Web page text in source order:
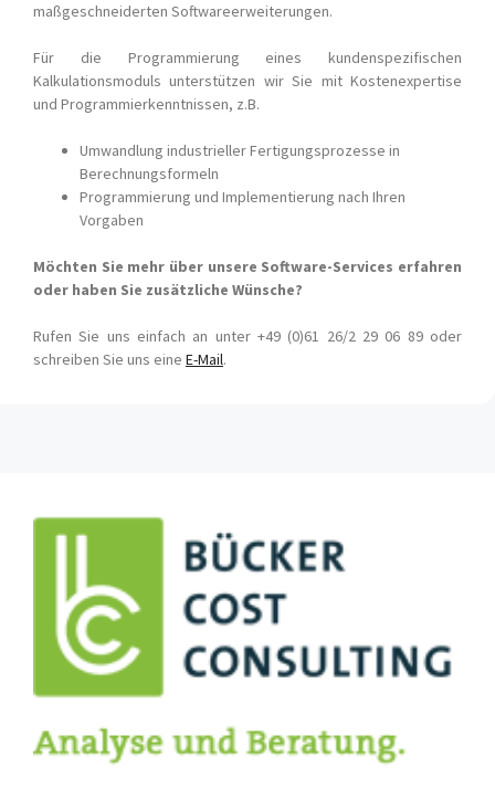
maßgeschneiderten Softwareerweiterungen.
Für die Programmierung eines kundenspezifischen
Kalkulationsmoduls unterstützen wir Sie mit Kostenexpertise
und Programmierkenntnissen, z.B.
Umwandlung industrieller Fertigungsprozesse in
Berechnungsformeln
Programmierung und Implementierung nach Ihren
Vorgaben
Möchten Sie mehr über unsere Software-Services erfahren
oder haben Sie zusätzliche Wünsche?
Rufen Sie uns einfach an unter +49 (0)61 26/2 29 06 89 oder
schreiben Sie uns eine E-Mail.